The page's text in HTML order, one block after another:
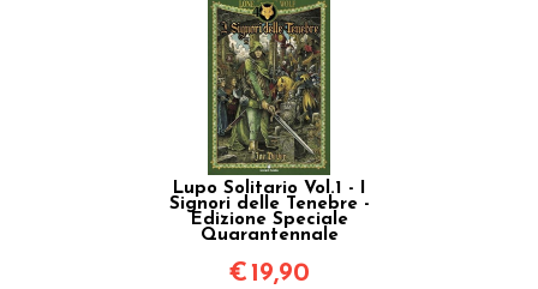
Lupo Solitario Vol.1 - I
Signori delle Tenebre -
Edizione Speciale
Quarantennale
€ 19,90